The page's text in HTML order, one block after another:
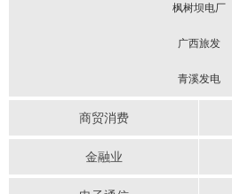
枫树坝电厂
广西旅发
青溪发电
商贸消费
金融业